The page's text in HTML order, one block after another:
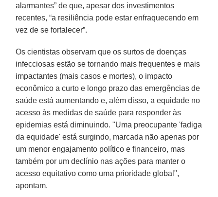
alarmantes” de que, apesar dos investimentos
recentes, “a resiliência pode estar enfraquecendo em
vez de se fortalecer”.
Os cientistas observam que os surtos de doenças
infecciosas estão se tornando mais frequentes e mais
impactantes (mais casos e mortes), o impacto
econômico a curto e longo prazo das emergências de
saúde está aumentando e, além disso, a equidade no
acesso às medidas de saúde para responder às
epidemias está diminuindo. "Uma preocupante 'fadiga
da equidade' está surgindo, marcada não apenas por
um menor engajamento político e financeiro, mas
também por um declínio nas ações para manter o
acesso equitativo como uma prioridade global",
apontam.